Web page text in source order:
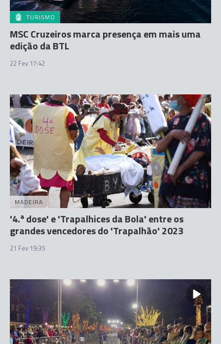
TURISMO
MSC Cruzeiros marca presença em mais uma
edição da BTL
22 Fev 17:42
MADEIRA
'4.ª dose' e 'Trapalhices da Bola' entre os
grandes vencedores do 'Trapalhão' 2023
21 Fev 19:35